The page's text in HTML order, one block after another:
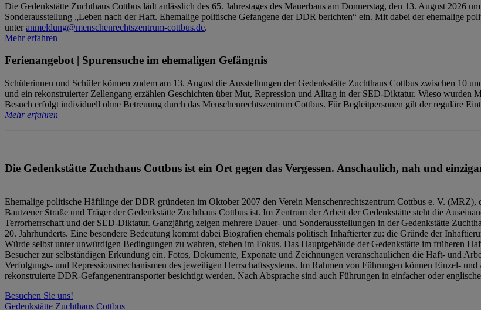
Die Gedenkstätte Zuchthaus Cottbus lädt anlässlich des 65. Jahrestages des Mauerbaus am Donnerstag, den 13. August 2026
Sonderausstellung „Leben nach der Haft. Ehemalige politische Gefangene der DDR berichten“ ein. Mit dabei der ehemalige
unteranmeldung@menschenrechtszentrum-cottbus.de.
Mehr erfahren
Ferienangebot | Spurensuche im ehemaligen Gefängnis
Schülerinnen und Schüler können zudem am 13. August die Ausstellungen der Gedenkstätte Zuchthaus Cottbus zwischen 10
und ein rekonstruierter Zellengang erzählen Geschichten über Mut, Repression und Alltag in der SED-Diktatur. Wieso wurden
Besuch erfolgt individuell ohne Betreuung durch das Menschenrechtszentrum Cottbus. Für Begleitpersonen gilt der reguläre
Mehr erfahren
Die Gedenkstätte Zuchthaus Cottbus ist ein Ort gegen das Vergessen. Anschaulich, nah und
Ehemalige politische Häftlinge der DDR gründeten im Oktober 2007 den Verein Menschenrechtszentrum Cottbus e. V. (MRZ),
Bautzener Straße und Träger der Gedenkstätte Zuchthaus Cottbus ist. Im Zentrum der Arbeit der Gedenkstätte steht die
Terrorherrschaft und der SED-Diktatur. Ganzjährig zeigen mehrere Dauer- und Sonderausstellungen in der Gedenkstätte
20. Jahrhunderts. Eine besondere Bedeutung kommt dabei Biografien ehemals politisch Inhaftierter zu: die Gründe der
Würde selbst unter unwürdigen Bedingungen zu wahren, stehen im Fokus. Das Hauptgebäude der Gedenkstätte im früheren
Besucher zur selbständigen Erkundung ein. Fotos, Dokumente, Exponate und Zeichnungen veranschaulichen die Haft- und
Verfolgungs- und Repressionsmechanismen des jeweiligen Herrschaftssystems. Im Rahmen von Führungen können Einzel-
rekonstruierte DDR-Gefangenentransporter besichtigt werden. Nach Absprache sind auch Führungen in einfacher oder
Besuchen Sie uns!
Gedenkstätte Zuchthaus Cottbus